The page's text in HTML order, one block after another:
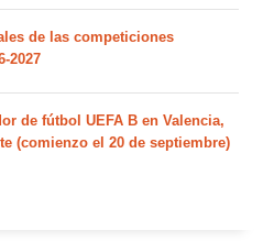
de las competiciones
2027
de fútbol UEFA B en Valencia,
(comienzo el 20 de septiembre)